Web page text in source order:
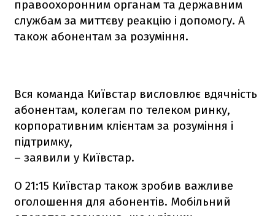
правоохоронним органам та державним
службам за миттєву реакцію і допомогу. А
також абонентам за розуміння.
Вся команда Київстар висловлює вдячність
абонентам, колегам по телеком ринку,
корпоративним клієнтам за розуміння і
підтримку,
– заявили у Київстар.
О 21:15 Київстар також зробив важливе
оголошення для абонентів. Мобільний